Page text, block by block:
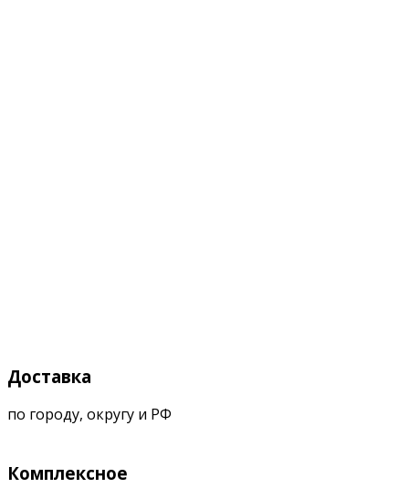
Доставка
по городу, округу и РФ
Комплексное